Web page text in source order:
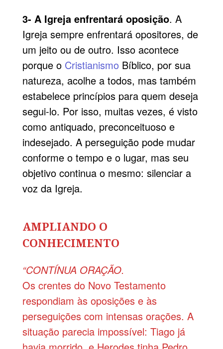
3- A Igreja enfrentará oposição. A
Igreja sempre enfrentará opositores, de
um jeito ou de outro. Isso acontece
porque o CristianismoBíblico, por sua
natureza, acolhe a todos, mas também
estabelece princípios para quem deseja
segui-lo. Por isso, muitas vezes, é visto
como antiquado, preconceituoso e
indesejado. A perseguição pode mudar
conforme o tempo e o lugar, mas seu
objetivo continua o mesmo: silenciar a
voz da Igreja.
AMPLIANDO O
CONHECIMENTO
“CONTÍNUA ORAÇÃO.
Os crentes do Novo Testamento
respondiam às oposições e às
perseguições com intensas orações. A
situação parecia impossível: Tiago já